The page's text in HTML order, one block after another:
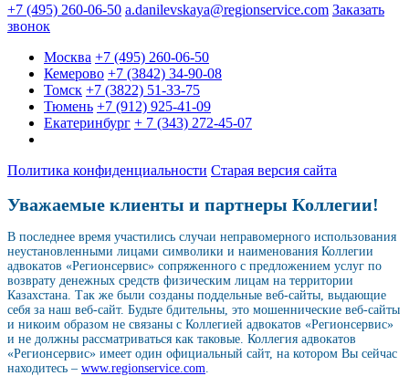
+7 (495) 260-06-50 a.danilevskaya@regionservice.com Заказать
звонок
Москва +7 (495) 260-06-50
Кемерово +7 (3842) 34-90-08
Томск +7 (3822) 51-33-75
Тюмень +7 (912) 925-41-09
Екатеринбург + 7 (343) 272-45-07
Политика конфиденциальности Старая версия сайта
Уважаемые клиенты и партнеры Коллегии!
В последнее время участились случаи неправомерного использования
неустановленными лицами символики и наименования Коллегии
адвокатов «Регионсервис» сопряженного с предложением услуг по
возврату денежных средств физическим лицам на территории
Казахстана. Так же были созданы поддельные веб-сайты, выдающие
себя за наш веб-сайт. Будьте бдительны, это мошеннические веб-сайты
и никоим образом не связаны с Коллегией адвокатов «Регионсервис»
и не должны рассматриваться как таковые. Коллегия адвокатов
«Регионсервис» имеет один официальный сайт, на котором Вы сейчас
находитесь – www.regionservice.com